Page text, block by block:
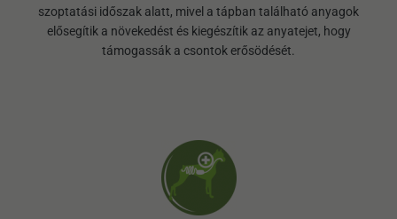
szoptatási időszak alatt, mivel a tápban található anyagok
elősegítik a növekedést és kiegészítik az anyatejet, hogy
támogassák a csontok erősödését.